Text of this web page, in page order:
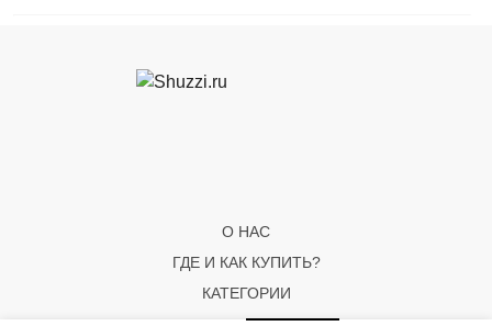
О НАС
ГДЕ И КАК КУПИТЬ?
КАТЕГОРИИ